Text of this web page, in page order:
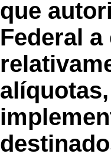
que
Federal